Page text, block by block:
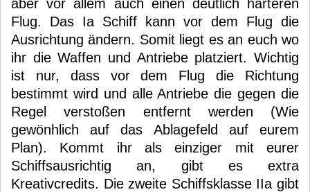
aber vor allem auch einen deutlich härteren
Flug. Das Ia Schiff kann vor dem Flug die
Ausrichtung ändern. Somit liegt es an euch wo
ihr die Waffen und Antriebe platziert. Wichtig
ist nur, dass vor dem Flug die Richtung
bestimmt wird und alle Antriebe die gegen die
Regel verstoßen entfernt werden (Wie
gewönhlich auf das Ablagefeld auf eurem
Plan). Kommt ihr als einziger mit eurer
Schiffsausrichtig an, gibt es extra
Kreativcredits. Die zweite Schiffsklasse IIa gibt